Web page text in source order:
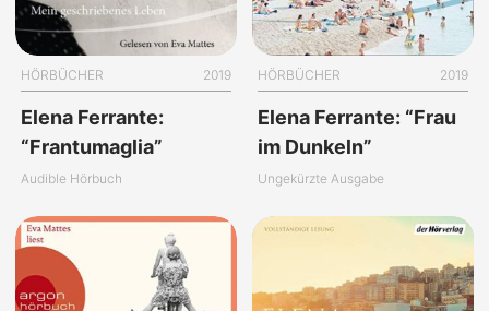
HÖRBÜCHER 2019
Elena Ferrante:
“Frantumaglia”
Audible Hörbuch
HÖRBÜCHER 2019
Elena Ferrante: “Frau
im Dunkeln”
Ungekürzte Ausgabe